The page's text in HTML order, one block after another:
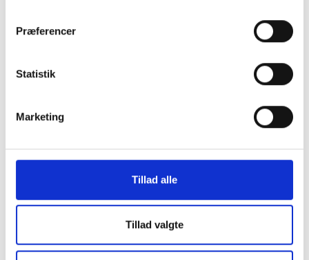
Præferencer
Statistik
Marketing
Tillad alle
Tillad valgte
Viden
Udskydelse af offentliggørelse af årets
20. november 2020
BL INFORMERER
Nye regler om kommunalt anviste unge i